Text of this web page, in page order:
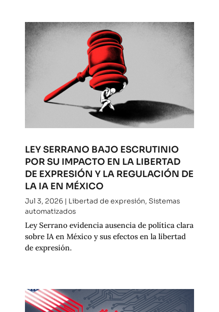
LEY SERRANO BAJO ESCRUTINIO
POR SU IMPACTO EN LA LIBERTAD
DE EXPRESIÓN Y LA REGULACIÓN DE
LA IA EN MÉXICO
Jul 3, 2026| Libertad de expresión, Sistemas
automatizados
Ley Serrano evidencia ausencia de política clara
sobre IA en México y sus efectos en la libertad
de expresión.